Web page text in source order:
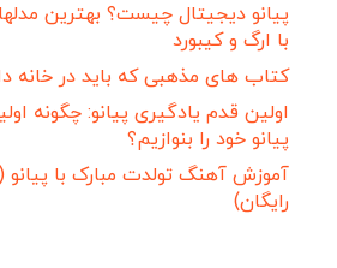
پیانو دیجیتال چیست؟ بهترین
با ارگ و کیبورد
کتاب های مذهبی که باید در خانه
اولین قدم یادگیری پیانو: چگونه
پیانو خود را بنوازیم؟
آموزش آهنگ تولدت مبارک با
رایگان)